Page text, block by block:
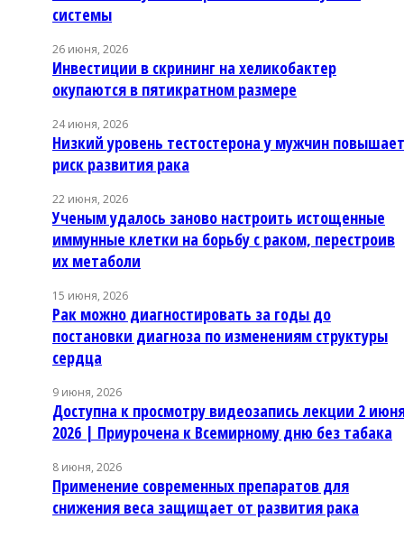
системы
26 июня, 2026
Инвестиции в скрининг на хеликобактер
окупаются в пятикратном размере
24 июня, 2026
Низкий уровень тестостерона у мужчин повышает
риск развития рака
22 июня, 2026
Ученым удалось заново настроить истощенные
иммунные клетки на борьбу с раком, перестроив
их метаболи
15 июня, 2026
Рак можно диагностировать за годы до
постановки диагноза по изменениям структуры
сердца
9 июня, 2026
Доступна к просмотру видеозапись лекции 2
2026 | Приурочена к Всемирному дню без табака
8 июня, 2026
Применение современных препаратов для
снижения веса защищает от развития рака